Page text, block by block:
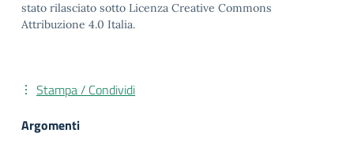
stato rilasciato sotto Licenza Creative Commons
Attribuzione 4.0 Italia.
Stampa / Condividi
Argomenti